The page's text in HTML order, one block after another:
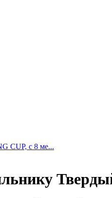
CUP, с 8 ме...